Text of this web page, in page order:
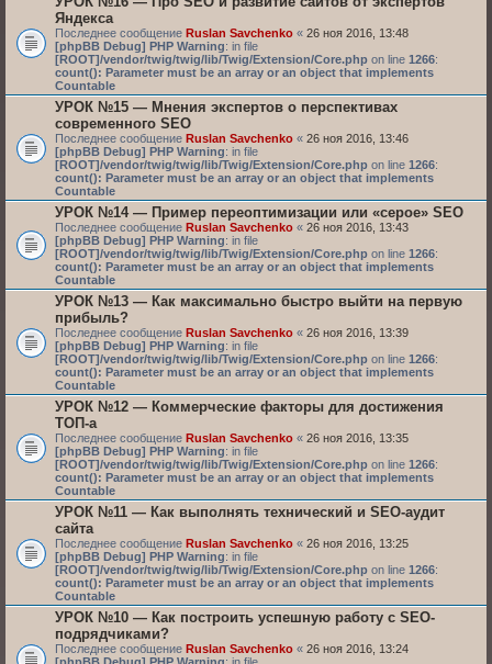
Яндекса
Последнее сообщение Ruslan Savchenko « 26 ноя 2016, 13:48
[phpBB Debug] PHP Warning: in file
[ROOT]/vendor/twig/twig/lib/Twig/Extension/Core.php on line 1266:
count(): Parameter must be an array or an object that implements
Countable
УРОК №15 — Мнения экспертов о перспективах
современного SEO
Последнее сообщение Ruslan Savchenko « 26 ноя 2016, 13:46
[phpBB Debug] PHP Warning: in file
[ROOT]/vendor/twig/twig/lib/Twig/Extension/Core.php on line 1266:
count(): Parameter must be an array or an object that implements
Countable
УРОК №14 — Пример переоптимизации или «серое» SEO
Последнее сообщение Ruslan Savchenko « 26 ноя 2016, 13:43
[phpBB Debug] PHP Warning: in file
[ROOT]/vendor/twig/twig/lib/Twig/Extension/Core.php on line 1266:
count(): Parameter must be an array or an object that implements
Countable
УРОК №13 — Как максимально быстро выйти на первую
прибыль?
Последнее сообщение Ruslan Savchenko « 26 ноя 2016, 13:39
[phpBB Debug] PHP Warning: in file
[ROOT]/vendor/twig/twig/lib/Twig/Extension/Core.php on line 1266:
count(): Parameter must be an array or an object that implements
Countable
УРОК №12 — Коммерческие факторы для достижения
ТОП-а
Последнее сообщение Ruslan Savchenko « 26 ноя 2016, 13:35
[phpBB Debug] PHP Warning: in file
[ROOT]/vendor/twig/twig/lib/Twig/Extension/Core.php on line 1266:
count(): Parameter must be an array or an object that implements
Countable
УРОК №11 — Как выполнять технический и SEO-аудит
сайта
Последнее сообщение Ruslan Savchenko « 26 ноя 2016, 13:25
[phpBB Debug] PHP Warning: in file
[ROOT]/vendor/twig/twig/lib/Twig/Extension/Core.php on line 1266:
count(): Parameter must be an array or an object that implements
Countable
УРОК №10 — Как построить успешную работу с SEO-
подрядчиками?
Последнее сообщение Ruslan Savchenko « 26 ноя 2016, 13:24